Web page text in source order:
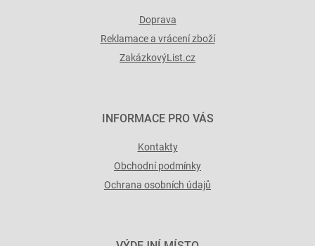
Doprava
Reklamace a vrácení zboží
ZakázkovýList.cz
INFORMACE PRO VÁS
Kontakty
Obchodní podmínky
Ochrana osobních údajů